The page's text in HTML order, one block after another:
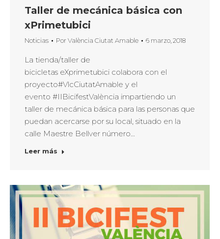
Taller de mecánica básica con
xPrimetubici
Noticias PorValència Ciutat Amable 6 marzo, 2018
La tienda/taller de
bicicletas eXprimetubici colabora con el
proyecto#VlcCiutatAmable y el
evento #IIBicifestValència impartiendo un
taller de mecánica básica para las personas que
puedan acercarse por su local, situado en la
calle Maestre Bellver número…
Leer más